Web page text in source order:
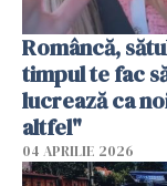
Româncă,
timpul te fac
lucrează ca
altfel"
04 APRILIE 2026